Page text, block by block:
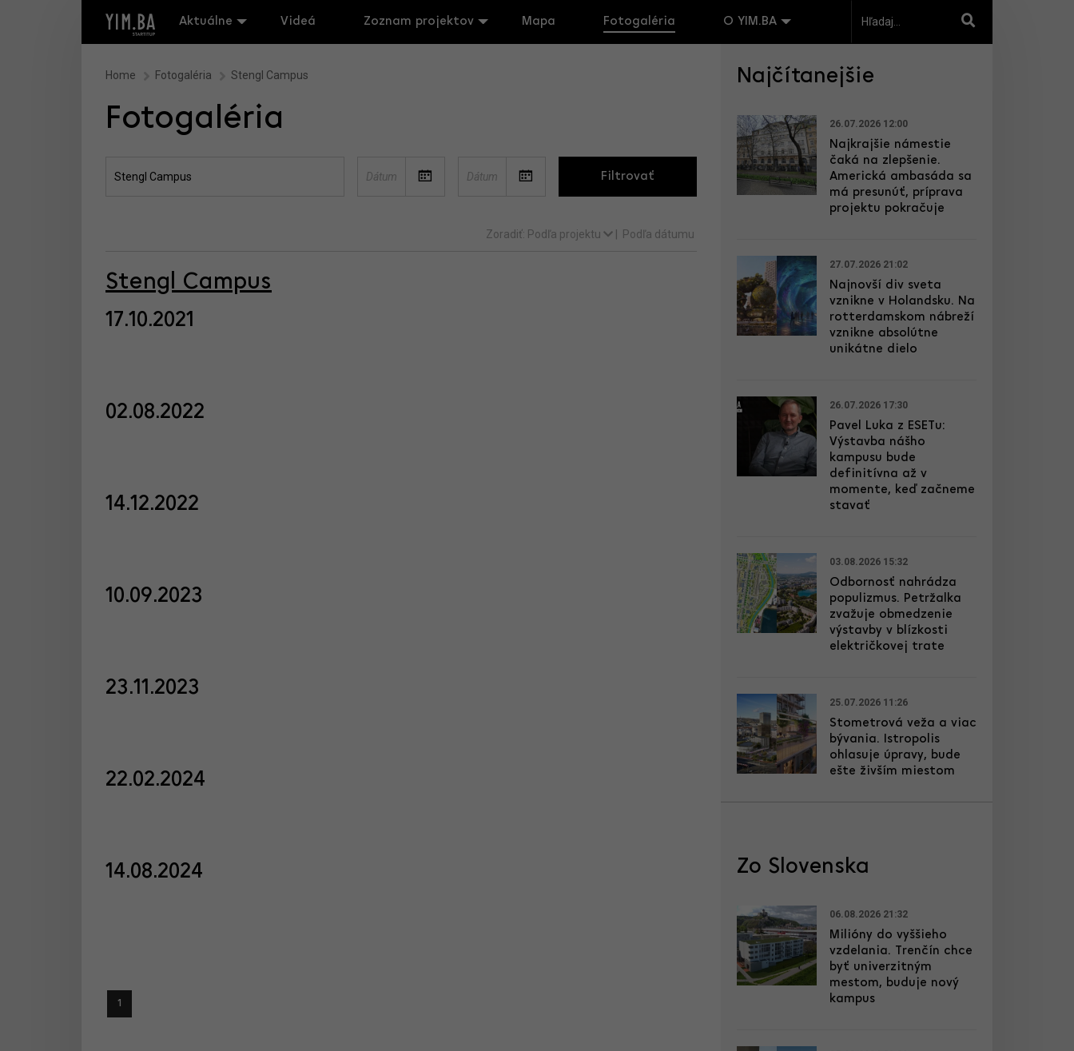
Aktuálne Videá Zoznam projektov Mapa Fotogaléria O YIM.BA
Home Fotogaléria Stengl Campus
Fotogaléria
Filtrovať
Zoradiť: Podľa projektu Podľa dátumu
Stengl Campus
17.10.2021
02.08.2022
14.12.2022
10.09.2023
23.11.2023
22.02.2024
14.08.2024
1
Najčítanejšie
26.07.2026 12:00
Najkrajšie námestie
čaká na zlepšenie.
Americká ambasáda sa
má presunúť, príprava
projektu pokračuje
27.07.2026 21:02
Najnovší div sveta
vznikne v Holandsku. Na
rotterdamskom nábreží
vznikne absolútne
unikátne dielo
26.07.2026 17:30
Pavel Luka z ESETu:
Výstavba nášho
kampusu bude
definitívna až v
momente, keď začneme
stavať
03.08.2026 15:32
Odbornosť nahrádza
populizmus. Petržalka
zvažuje obmedzenie
výstavby v blízkosti
električkovej trate
25.07.2026 11:26
Stometrová veža a viac
bývania. Istropolis
ohlasuje úpravy, bude
ešte živším miestom
Zo Slovenska
06.08.2026 21:32
Milióny do vyššieho
vzdelania. Trenčín chce
byť univerzitným
mestom, buduje nový
kampus